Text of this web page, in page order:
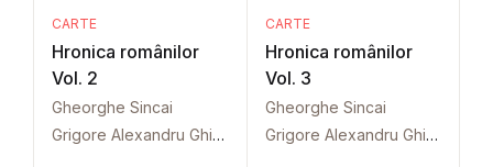
CARTE
Hronica românilor
Vol. 2
Gheorghe Sincai
Grigore Alexandru Ghica
CARTE
Hronica românilor
Vol. 3
Gheorghe Sincai
Grigore Alexandru Ghica